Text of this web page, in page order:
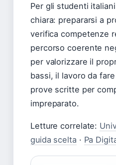
Per gli studenti
chiara: prepararsi a
verifica competenze
percorso coerente
per valorizzare il
bassi, il lavoro da
prove scritte per
impreparato.
Letture correlate:
guida scelta · Pa